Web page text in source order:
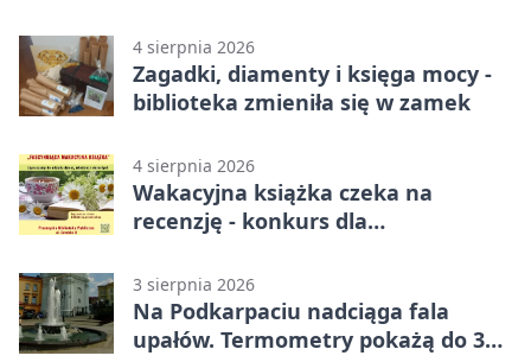
4 sierpnia 2026
Zagadki, diamenty i księga mocy -
biblioteka zmieniła się w zamek
4 sierpnia 2026
Wakacyjna książka czeka na
recenzję - konkurs dla
3 sierpnia 2026
Na Podkarpaciu nadciąga fala
upałów. Termometry pokażą do 36